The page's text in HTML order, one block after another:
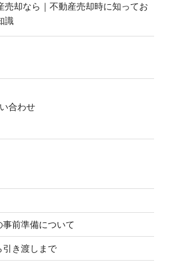
売却なら｜不動産売却時に知ってお
識
合わせ
前準備について
引き渡しまで